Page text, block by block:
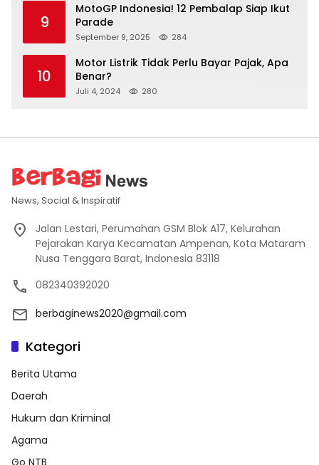
9
MotoGP Indonesia! 12 Pembalap Siap Ikut
Parade
September 9, 2025 284
10
Motor Listrik Tidak Perlu Bayar Pajak, Apa
Benar?
Juli 4, 2024 280
News, Social & Inspiratif
Jalan Lestari, Perumahan GSM Blok A17, Kelurahan
Pejarakan Karya Kecamatan Ampenan, Kota Mataram
Nusa Tenggara Barat, Indonesia 83118
082340392020
berbaginews2020@gmail.com
Kategori
Berita Utama
Daerah
Hukum dan Kriminal
Agama
Go NTB